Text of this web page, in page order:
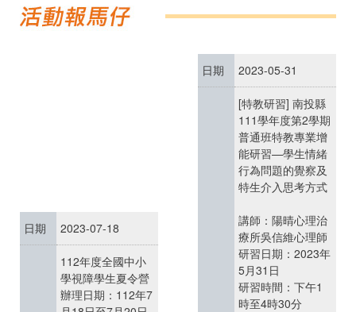
日期 2023-07-18
112年度全國中小
學視障學生夏令營
辦理日期：112年7
日期 2023-05-31
[特教研習] 南投縣
111學年度第2學期
普通班特教專業增
能研習—學生情緒
行為問題的覺察及
特生介入思考方式
講師：陽晴心理治
療所吳信維心理師
研習日期：2023年
5月31日
研習時間：下午1
時至4時30分